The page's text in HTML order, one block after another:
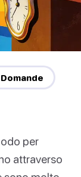
per
attraverso